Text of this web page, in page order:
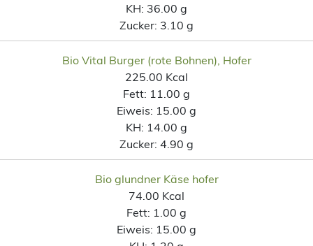
KH: 36.00 g
Zucker: 3.10 g
Bio Vital Burger (rote Bohnen), Hofer
225.00 Kcal
Fett: 11.00 g
Eiweis: 15.00 g
KH: 14.00 g
Zucker: 4.90 g
Bio glundner Käse hofer
74.00 Kcal
Fett: 1.00 g
Eiweis: 15.00 g